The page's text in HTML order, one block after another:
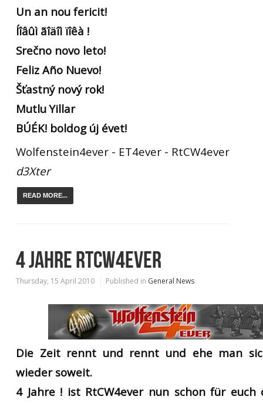
Un an nou fericit!
Íîâûì ãîäîì ïîêà !
Srečno novo leto!
Feliz Año Nuevo!
Šťastný nový rok!
Mutlu Yillar
BÚÉK! boldog új évet!
Wolfenstein4ever - ET4ever - RtCW4ever
d3Xter
READ MORE...
4 JAHRE RTCW4EVER
Thursday, 15 April 2010 Published in General News
Die Zeit rennt und rennt und ehe man
wieder soweit.
4 Jahre ! ist RtCW4ever nun schon für euch